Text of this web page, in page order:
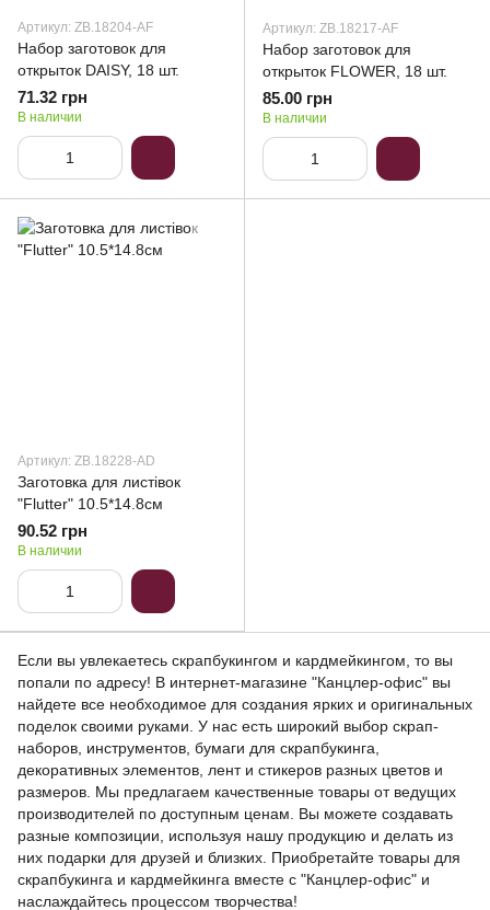
Артикул: ZB.18204-AF
Набор заготовок для
открыток DAISY, 18 шт.
71.32 грн
В наличии
Артикул: ZB.18217-AF
Набор заготовок для
открыток FLOWER, 18 шт.
85.00 грн
В наличии
Артикул: ZB.18228-AD
Заготовка для листівок
"Flutter" 10.5*14.8см
90.52 грн
В наличии
Если вы увлекаетесь скрапбукингом и кардмейкингом, то вы
попали по адресу! В интернет-магазине "Канцлер-офис" вы
найдете все необходимое для создания ярких и оригинальных
поделок своими руками. У нас есть широкий выбор скрап-
наборов, инструментов, бумаги для скрапбукинга,
декоративных элементов, лент и стикеров разных цветов и
размеров. Мы предлагаем качественные товары от ведущих
производителей по доступным ценам. Вы можете создавать
разные композиции, используя нашу продукцию и делать из
них подарки для друзей и близких. Приобретайте товары для
скрапбукинга и кардмейкинга вместе с "Канцлер-офис" и
наслаждайтесь процессом творчества!